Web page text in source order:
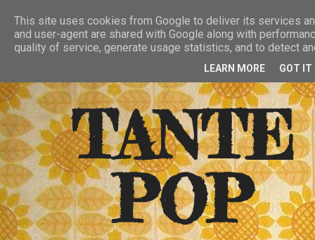
RSS FEED
TANTE
POP
This site uses cookies from Google to deliver its services
and user-agent are shared with Google along with
quality of service, generate usage statistics, and to detect
LEARN MORE GOT IT